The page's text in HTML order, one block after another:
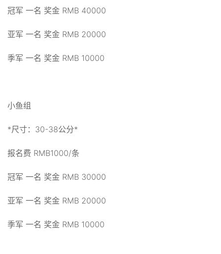
冠军 一名 奖金 RMB 40000
亚军 一名 奖金 RMB 20000
季军 一名 奖金 RMB 10000
小鱼组
*尺寸：30-38公分*
报名费 RMB1000/条
冠军 一名 奖金 RMB 30000
亚军 一名 奖金 RMB 20000
季军 一名 奖金 RMB 10000